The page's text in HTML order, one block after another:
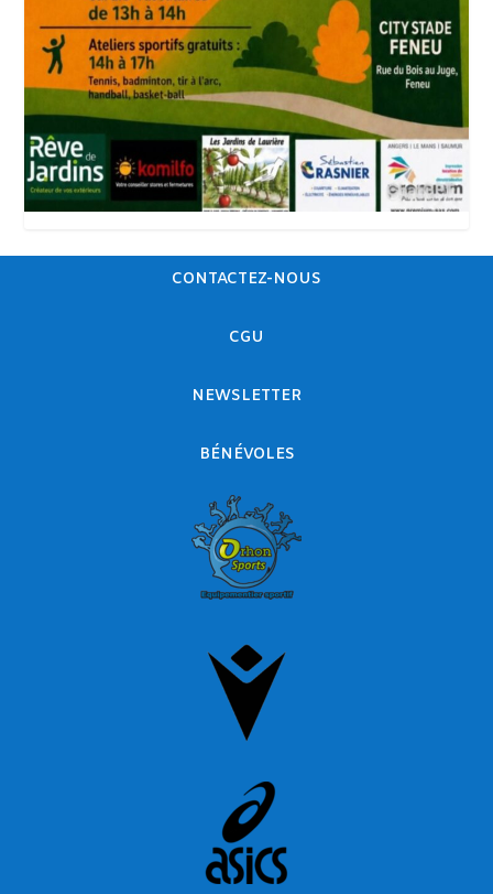
CONTACTEZ-NOUS
CGU
NEWSLETTER
BÉNÉVOLES